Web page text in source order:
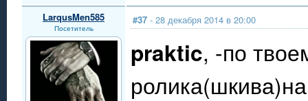
LarqusMen585
Посетитель
#37 - 28 декабря 2014 в 20:00
praktic, -по